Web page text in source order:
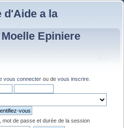
d'Aide a la
Epiniere
vous connecter ou de vous inscrire
mot de passe et durée de la session